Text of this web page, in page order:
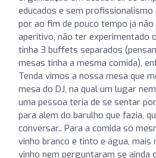
educados e sem profissionalismo
por ao fim de pouco tempo já não
aperitivo, não ter experimentado
tinha 3 buffets separados
mesas tinha a mesma comida),
Tenda vimos a nossa mesa que
mesa do DJ, na qual um lugar
uma pessoa teria de se sentar
para alem do barulho que fazia,
conversar.. Para a comida só
vinho branco e tinto e água, mais
vinho nem perguntaram se ainda